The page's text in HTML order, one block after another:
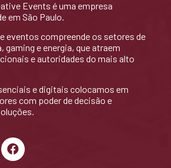
Events é uma empresa
em São Paulo.
eventos compreende os setores de
gaming e energia, que atraem
e autoridades do mais alto
e digitais colocamos em
com poder de decisão e